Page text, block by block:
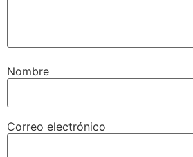
Nombre
Correo electrónico